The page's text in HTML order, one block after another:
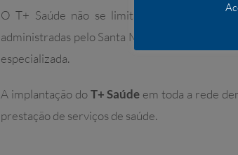
O T+ Saúde não se limita à integração
administradas pelo Santa Marcelina Saúde,
especializada.
A implantação doT+ Saúde em toda a rede
prestação de serviços de saúde.